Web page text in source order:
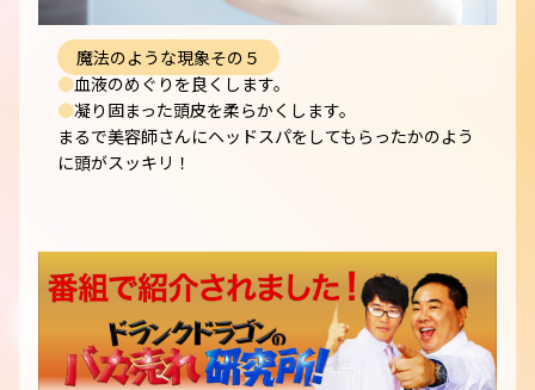
魔法のような現象その５
●血液のめぐりを良くします。
●凝り固まった頭皮を柔らかくします。
まるで美容師さんにヘッドスパをしてもらったかのよう
に頭がスッキリ！